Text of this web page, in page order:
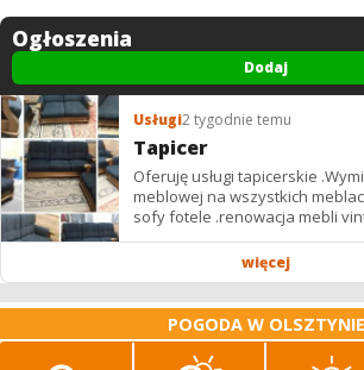
Ogłoszenia
Dodaj
Usługi2 tygodnie temu
Tapicer
Oferuję usługi tapicerskie
meblowej na wszystkich meblach
więcej
POGODA W OLSZTYNIE